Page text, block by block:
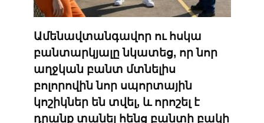
Ամենավտանգավոր ու հսկա
բանտարկյալը նկատեց, որ նոր
աղջկան բանտ մտնելիս
բոլորովին նոր սպորտային
կոշիկներ են տվել, և որոշել է
դրանք տանել հենց բանտի բակի